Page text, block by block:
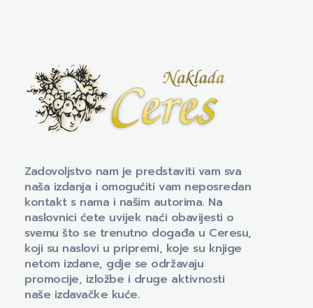
Zadovoljstvo nam je predstaviti vam sva
naša izdanja i omogućiti vam neposredan
kontakt s nama i našim autorima. Na
naslovnici ćete uvijek naći obavijesti o
svemu što se trenutno događa u Ceresu,
koji su naslovi u pripremi, koje su knjige
netom izdane, gdje se održavaju
promocije, izložbe i druge aktivnosti
naše izdavačke kuće.